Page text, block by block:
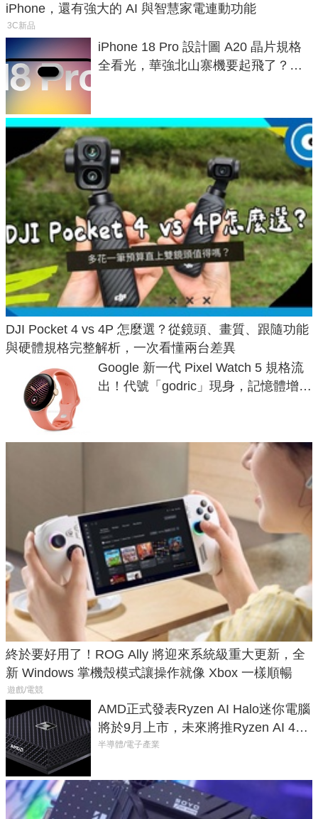
iPhone，還有強大的 AI 與智慧家電連動功能
3C新品
iPhone 18 Pro 設計圖 A20 晶片規格
全看光，華強北山寨機要起飛了？專
DJI Pocket 4 vs 4P 怎麼選？從鏡頭、畫質、跟隨功能
與硬體規格完整解析，一次看懂兩台差異
Google 新一代 Pixel Watch 5 規格流
出！代號「godric」現身，記憶體增強
終於要好用了！ROG Ally 將迎來系統級重大更新，全
新 Windows 掌機殼模式讓操作就像 Xbox 一樣順暢
遊戲/電競
AMD正式發表Ryzen AI Halo迷你電腦
將於9月上市，未來將推Ryzen AI 400
Max系列處理器與對應升級版
半導體/電子產業